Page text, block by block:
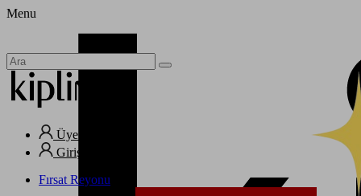
Menu
Üye Ol
Giriş Yap
Fırsat Reyonu